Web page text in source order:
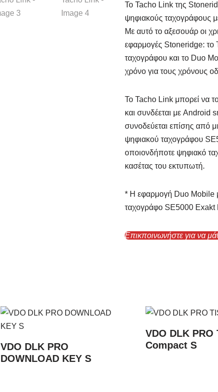
Το Tacho Link της
ψηφιακούς ταχογράφους
Με αυτό το αξεσουάρ οι
εφαρμογές Stoneridge: το
ταχογράφου και το Duo
χρόνο για τους χρόνους
Το Tacho Link μπορεί να
και συνδέεται με
συνοδεύεται επίσης από
ψηφιακού ταχογράφου
οποιονδήποτε ψηφιακό
κασέτας του εκτυπωτή.
* Η εφαρμογή Duo Mobile
ταχογράφο SE5000 Exakt
Επικποινωνήστε για να
VDO DLK PRO
DOWNLOAD KEY S
VDO DLK PRO
Compact S